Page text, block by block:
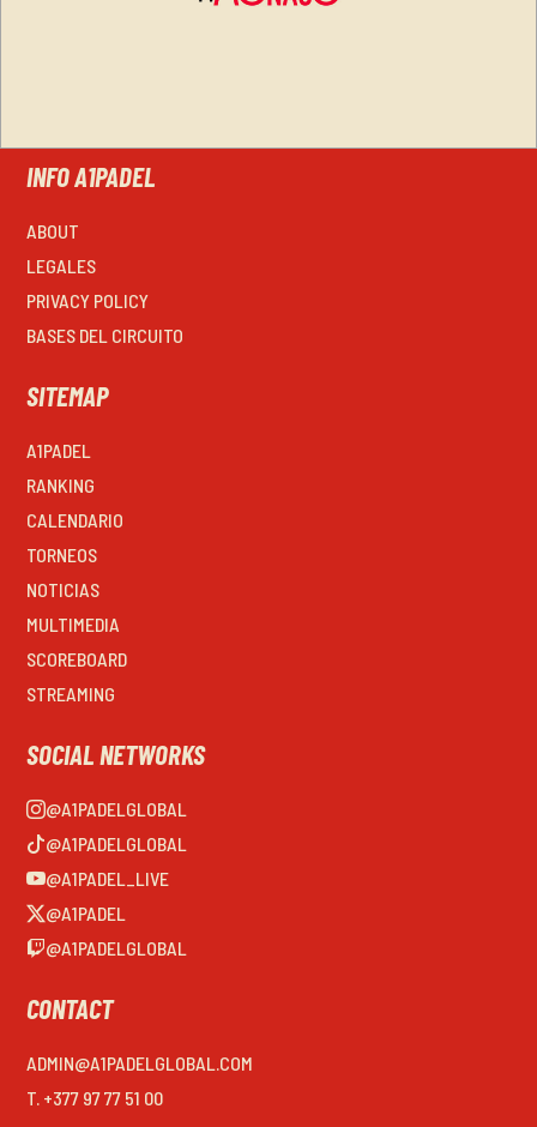
INFO A1PADEL
ABOUT
LEGALES
PRIVACY POLICY
BASES DEL CIRCUITO
SITEMAP
A1PADEL
RANKING
CALENDARIO
TORNEOS
NOTICIAS
MULTIMEDIA
SCOREBOARD
STREAMING
SOCIAL NETWORKS
@A1PADELGLOBAL
@A1PADELGLOBAL
@A1PADEL_LIVE
@A1PADEL
@A1PADELGLOBAL
CONTACT
ADMIN@A1PADELGLOBAL.COM
T. +377 97 77 51 00